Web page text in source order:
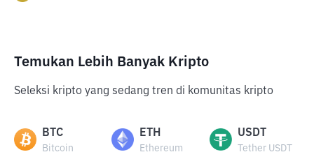
Temukan Lebih Banyak Kripto
Seleksi kripto yang sedang tren di komunitas kripto
BTC
Bitcoin
ETH
Ethereum
USDT
Tether USDT